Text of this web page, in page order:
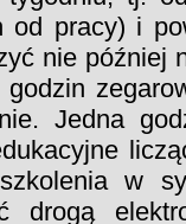
od pracy) i
nie później
Jedna
w
drogą